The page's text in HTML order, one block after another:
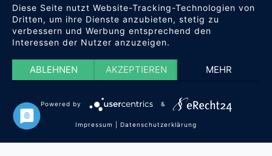
Diese Seite nutzt Website-Tracking-Technologien von
Dritten, um ihre Dienste anzubieten, stetig zu
verbessern und Werbung entsprechend den
Interessen der Nutzer anzuzeigen.
ABLEHNEN AKZEPTIEREN MEHR
Powered by &
Impressum Datenschutzerklärung